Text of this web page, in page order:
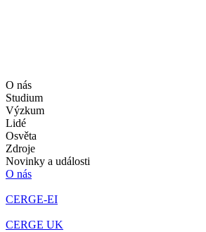
O nás
Studium
Výzkum
Lidé
Osvěta
Zdroje
Novinky a události
O nás
CERGE-EI
CERGE UK